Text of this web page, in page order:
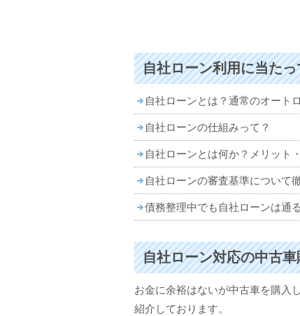
自社ローン利用に当た
自社ローンとは？通常のオート
自社ローンの仕組みって？
自社ローンとは何か？メリット
自社ローンの審査基準について
債務整理中でも自社ローンは通
自社ローン対応の中古
お金に余裕はないが中古車を購入
紹介しております。